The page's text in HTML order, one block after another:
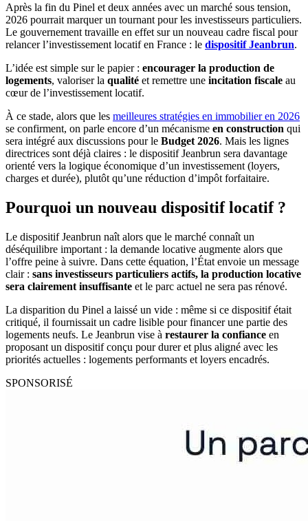
Après la fin du Pinel et deux années avec un marché sous tension,
2026 pourrait marquer un tournant pour les investisseurs particuliers.
Le gouvernement travaille en effet sur un nouveau cadre fiscal pour
relancer l’investissement locatif en France : le dispositif Jeanbrun.
L’idée est simple sur le papier : encourager la production de
logements, valoriser la qualité et remettre une incitation fiscale au
cœur de l’investissement locatif.
À ce stade, alors que les meilleures stratégies en immobilier en 2026
se confirment, on parle encore d’un mécanisme en construction qui
sera intégré aux discussions pour le Budget 2026. Mais les lignes
directrices sont déjà claires : le dispositif Jeanbrun sera davantage
orienté vers la logique économique d’un investissement (loyers,
charges et durée), plutôt qu’une réduction d’impôt forfaitaire.
Pourquoi un nouveau dispositif locatif ?
Le dispositif Jeanbrun naît alors que le marché connaît un
déséquilibre important : la demande locative augmente alors que
l’offre peine à suivre. Dans cette équation, l’État envoie un message
clair : sans investisseurs particuliers actifs, la production locative
sera clairement insuffisante et le parc actuel ne sera pas rénové.
La disparition du Pinel a laissé un vide : même si ce dispositif était
critiqué, il fournissait un cadre lisible pour financer une partie des
logements neufs. Le Jeanbrun vise à restaurer la confiance en
proposant un dispositif conçu pour durer et plus aligné avec les
priorités actuelles : logements performants et loyers encadrés.
SPONSORISÉ